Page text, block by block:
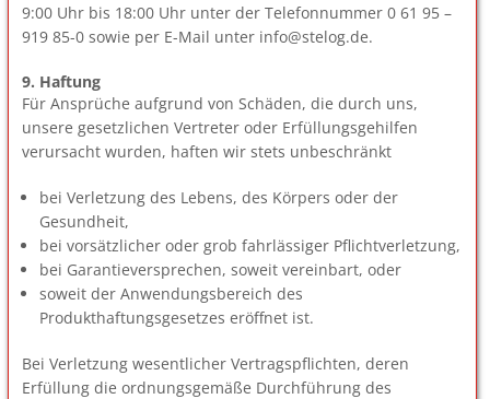
9:00 Uhr bis 18:00 Uhr unter der Telefonnummer 0 61 95 –
919 85-0 sowie per E-Mail unter info@stelog.de.
9. Haftung
Für Ansprüche aufgrund von Schäden, die durch uns,
unsere gesetzlichen Vertreter oder Erfüllungsgehilfen
verursacht wurden, haften wir stets unbeschränkt
bei Verletzung des Lebens, des Körpers oder der
Gesundheit,
bei vorsätzlicher oder grob fahrlässiger Pflichtverletzung,
bei Garantieversprechen, soweit vereinbart, oder
soweit der Anwendungsbereich des
Produkthaftungsgesetzes eröffnet ist.
Bei Verletzung wesentlicher Vertragspflichten, deren
Erfüllung die ordnungsgemäße Durchführung des